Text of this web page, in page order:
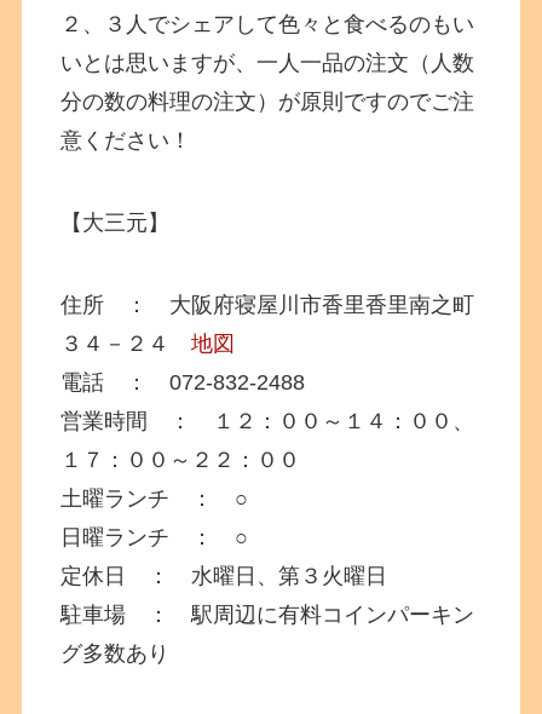
２、３人でシェアして色々と食べるのもい
いとは思いますが、一人一品の注文（人数
分の数の料理の注文）が原則ですのでご注
意ください！
【大三元】
住所 ： 大阪府寝屋川市香里香里南之町
３４－２４地図
電話 ： 072-832-2488
営業時間 ： １２：００～１４：００、
１７：００～２２：００
土曜ランチ ： ○
日曜ランチ ： ○
定休日 ： 水曜日、第３火曜日
駐車場 ： 駅周辺に有料コインパーキン
グ多数あり